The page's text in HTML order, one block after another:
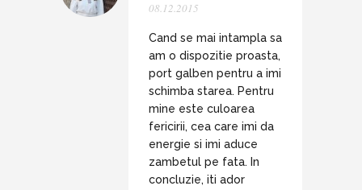
08.12.2015
Cand se mai intampla sa
am o dispozitie proasta,
port galben pentru a imi
schimba starea. Pentru
mine este culoarea
fericirii, cea care imi da
energie si imi aduce
zambetul pe fata. In
concluzie, iti ador